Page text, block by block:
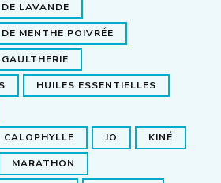
LAVANDE
MENTHE POIVRÉE
HUILES ESSENTIELLES
CALOPHYLLE JO KINÉ
MARATHON